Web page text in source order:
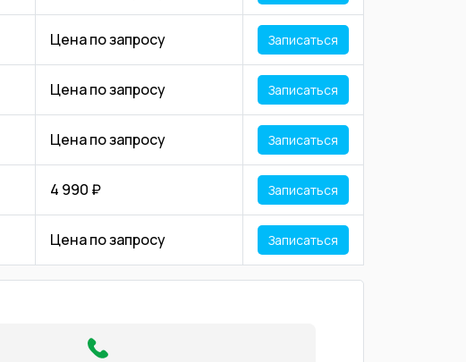
Цена по запросу Записаться
Цена по запросу Записаться
Цена по запросу Записаться
4 990 ₽ Записаться
Цена по запросу Записаться